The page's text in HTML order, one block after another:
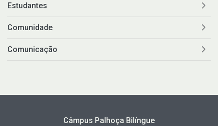
Estudantes
Comunidade
Comunicação
Câmpus Palhoça Bilíngue